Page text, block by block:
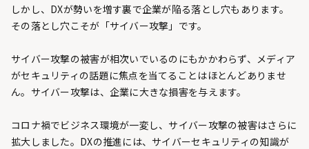
しかし、DXが勢いを増す裏で企業が陥る落とし穴もあります。
その落とし穴こそが「サイバー攻撃」です。
サイバー攻撃の被害が相次いでいるのにもかかわらず、メディア
がセキュリティの話題に焦点を当てることはほとんどありませ
ん。サイバー攻撃は、企業に大きな損害を与えます。
コロナ禍でビジネス環境が一変し、サイバー攻撃の被害はさらに
拡大しました。DXの推進には、サイバーセキュリティの知識が